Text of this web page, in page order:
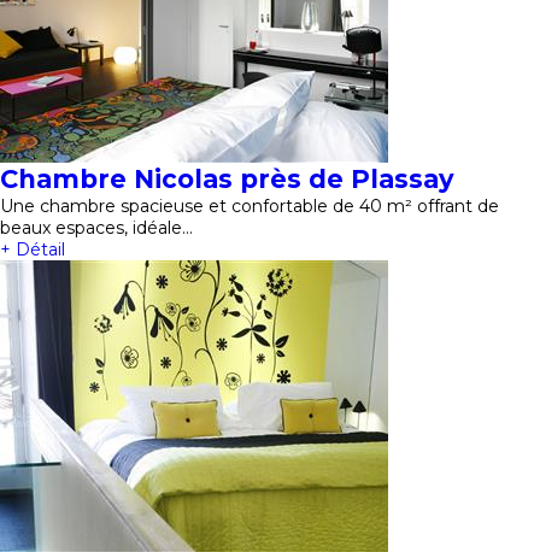
Chambre Nicolas près de Plassay
Une chambre spacieuse et confortable de 40 m² offrant de
beaux espaces, idéale…
+ Détail